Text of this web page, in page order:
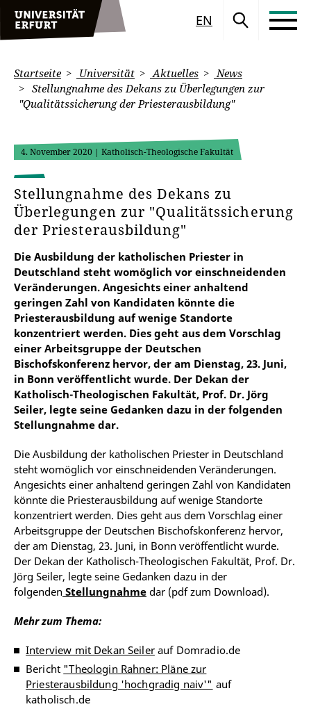
EN
Startseite Universität Aktuelles
News
Stellungnahme des Dekans zu Überlegungen zur
"Qualitätssicherung der Priesterausbildung"
4. November 2020 | Katholisch-Theologische Fakultät
Stellungnahme des Dekans zu
Überlegungen zur "Qualitätssicherung
der Priesterausbildung"
Die Ausbildung der katholischen Priester in
Deutschland steht womöglich vor einschneidenden
Veränderungen. Angesichts einer anhaltend
geringen Zahl von Kandidaten könnte die
Priesterausbildung auf wenige Standorte
konzentriert werden. Dies geht aus dem Vorschlag
einer Arbeitsgruppe der Deutschen
Bischofskonferenz hervor, der am Dienstag, 23. Juni,
in Bonn veröffentlicht wurde. Der Dekan der
Katholisch-Theologischen Fakultät, Prof. Dr. Jörg
Seiler, legte seine Gedanken dazu in der folgenden
Stellungnahme dar.
Die Ausbildung der katholischen Priester in Deutschland
steht womöglich vor einschneidenden Veränderungen.
Angesichts einer anhaltend geringen Zahl von Kandidaten
könnte die Priesterausbildung auf wenige Standorte
konzentriert werden. Dies geht aus dem Vorschlag einer
Arbeitsgruppe der Deutschen Bischofskonferenz hervor,
der am Dienstag, 23. Juni, in Bonn veröffentlicht wurde.
Der Dekan der Katholisch-Theologischen Fakultät, Prof. Dr.
Jörg Seiler, legte seine Gedanken dazu in der
folgenden Stellungnahme dar (pdf zum Download).
Mehr zum Thema:
Interview mit Dekan Seilerauf Domradio.de
Bericht "Theologin Rahner: Pläne zur
Priesterausbildung 'hochgradig naiv'" auf
katholisch.de